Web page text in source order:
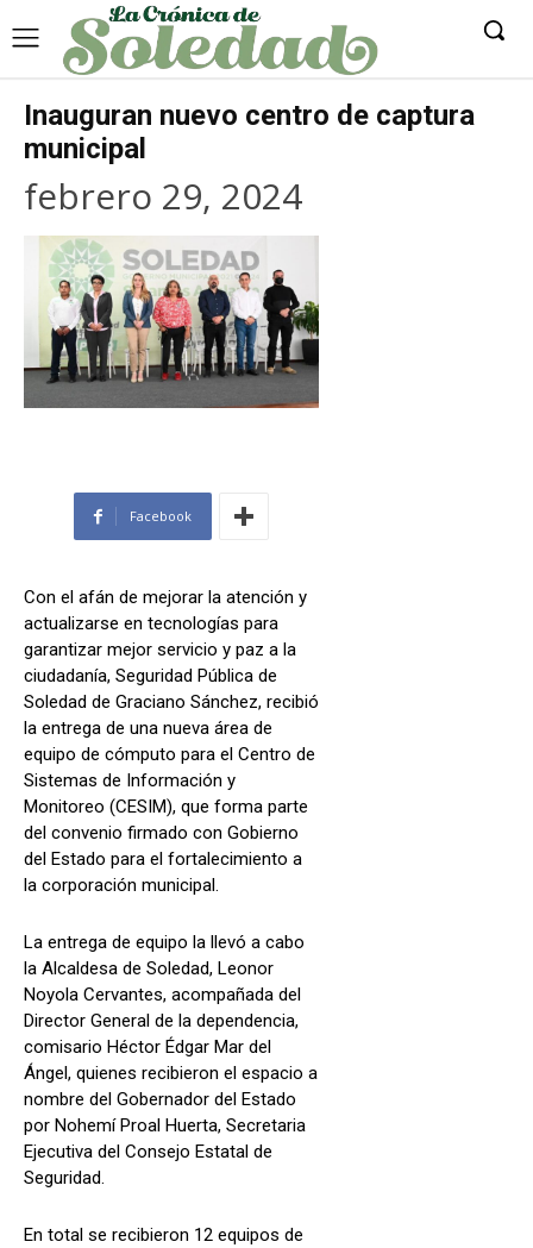
Inauguran nuevo centro de captura
municipal
febrero 29, 2024
Facebook
Con el afán de mejorar la atención y
actualizarse en tecnologías para
garantizar mejor servicio y paz a la
ciudadanía, Seguridad Pública de
Soledad de Graciano Sánchez, recibió
la entrega de una nueva área de
equipo de cómputo para el Centro de
Sistemas de Información y
Monitoreo (CESIM), que forma parte
del convenio firmado con Gobierno
del Estado para el fortalecimiento a
la corporación municipal.
La entrega de equipo la llevó a cabo
la Alcaldesa de Soledad, Leonor
Noyola Cervantes, acompañada del
Director General de la dependencia,
comisario Héctor Édgar Mar del
Ángel, quienes recibieron el espacio a
nombre del Gobernador del Estado
por Nohemí Proal Huerta, Secretaria
Ejecutiva del Consejo Estatal de
Seguridad.
En total se recibieron 12 equipos de